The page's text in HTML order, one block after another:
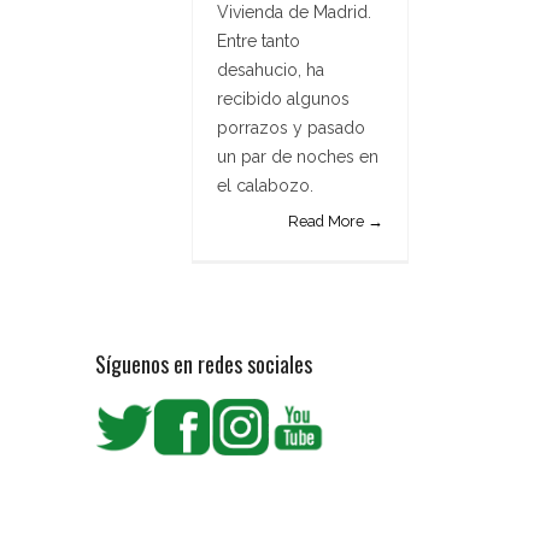
Vivienda de Madrid.
Entre tanto
desahucio, ha
recibido algunos
porrazos y pasado
un par de noches en
el calabozo.
Read More →
Síguenos en redes sociales